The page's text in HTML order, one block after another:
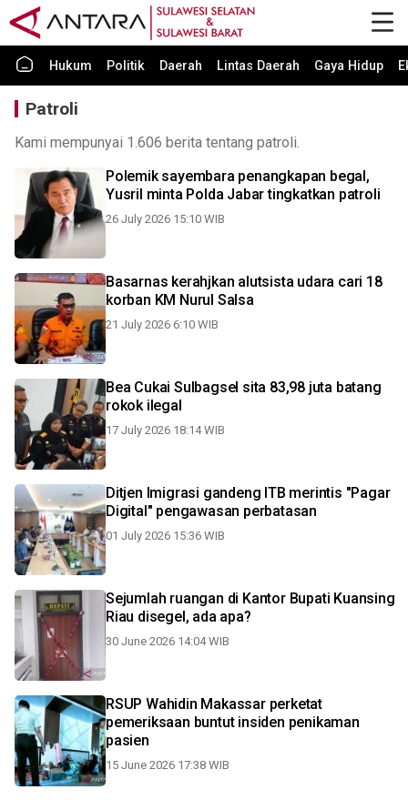
Hukum Politik Daerah Lintas Daerah Gaya Hidup
Patroli
Kami mempunyai 1.606 berita tentang patroli.
Polemik sayembara penangkapan begal,
Yusril minta Polda Jabar tingkatkan patroli
26 July 2026 15:10 WIB
Basarnas kerahjkan alutsista udara cari 18
korban KM Nurul Salsa
21 July 2026 6:10 WIB
Bea Cukai Sulbagsel sita 83,98 juta batang
rokok ilegal
17 July 2026 18:14 WIB
Ditjen Imigrasi gandeng ITB merintis "Pagar
Digital" pengawasan perbatasan
01 July 2026 15:36 WIB
Sejumlah ruangan di Kantor Bupati Kuansing
Riau disegel, ada apa?
30 June 2026 14:04 WIB
RSUP Wahidin Makassar perketat
pemeriksaan buntut insiden penikaman
pasien
15 June 2026 17:38 WIB